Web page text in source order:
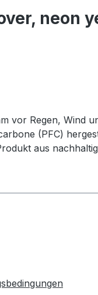
neon
vor Regen, Wind
(PFC)
aus